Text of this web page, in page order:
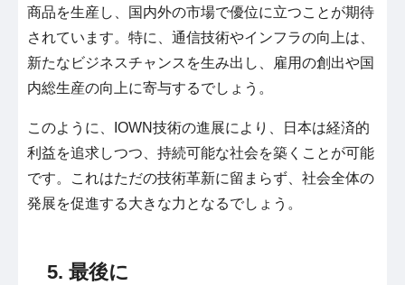
商品を生産し、国内外の市場で優位に立つことが期待
されています。特に、通信技術やインフラの向上は、
新たなビジネスチャンスを生み出し、雇用の創出や国
内総生産の向上に寄与するでしょう。
このように、IOWN技術の進展により、日本は経済的
利益を追求しつつ、持続可能な社会を築くことが可能
です。これはただの技術革新に留まらず、社会全体の
発展を促進する大きな力となるでしょう。
5. 最後に